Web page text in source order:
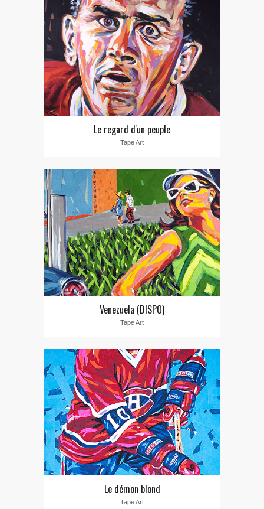
Le regard d'un peuple
Tape Art
Venezuela (DISPO)
Tape Art
Le démon blond
Tape Art